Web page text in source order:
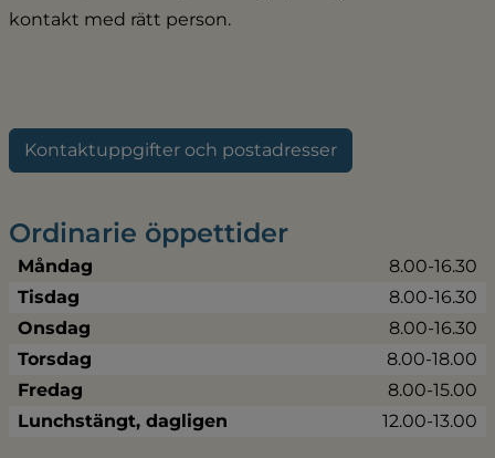
kontakt med rätt person.
Kontaktuppgifter och postadresser
Ordinarie öppettider
Måndag
8.00-16.30
Tisdag
8.00-16.30
Onsdag
8.00-16.30
Torsdag
8.00-18.00
Fredag
8.00-15.00
Lunchstängt, dagligen
12.00-13.00